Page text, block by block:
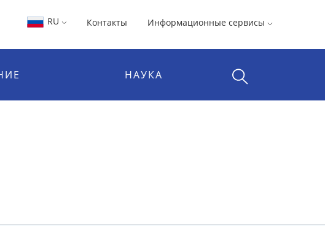
RU Контакты Информационные сервисы
НАУКА